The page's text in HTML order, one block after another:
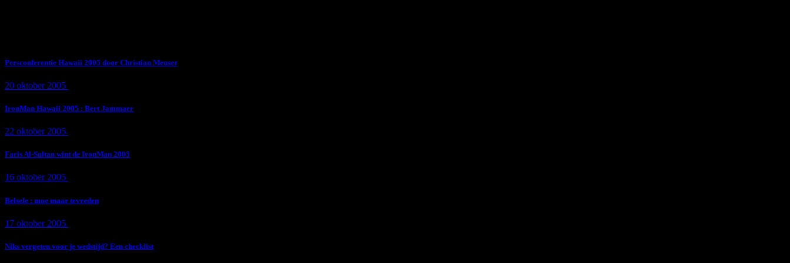
Persconferentie Hawaii 2005 door Christian Meuser
20 oktober 2005
IronMan Hawaii 2005 : Bert Jammaer
22 oktober 2005
Faris Al-Sultan wint de IronMan 2005
16 oktober 2005
Belsele : moe maar tevreden
17 oktober 2005
Niks vergeten voor je wedstijd? Een checklist